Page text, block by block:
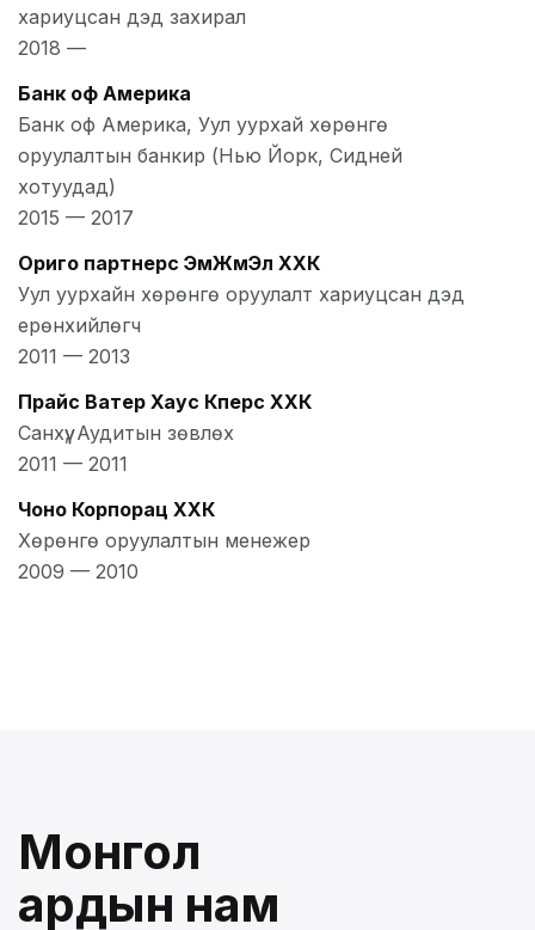
хариуцсан дэд захирал
2018 —
Банк оф Америка
Банк оф Америка, Уул уурхай хөрөнгө
оруулалтын банкир (Нью Йорк, Сидней
хотуудад)
2015 — 2017
Ориго партнерс ЭмЖмЭл ХХК
Уул уурхайн хөрөнгө оруулалт хариуцсан дэд
ерөнхийлөгч
2011 — 2013
Прайс Ватер Хаус Күүперс ХХК
Санхүү, Аудитын зөвлөх
2011 — 2011
Чоно Корпорац ХХК
Хөрөнгө оруулалтын менежер
2009 — 2010
Монгол
ардын нам